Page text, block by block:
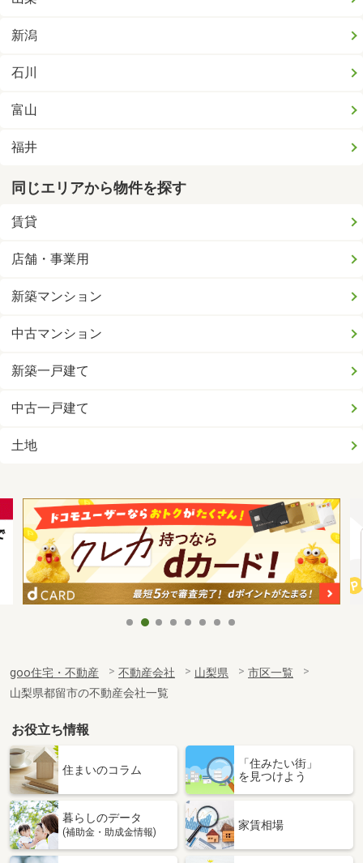
新潟
石川
富山
福井
同じエリアから物件を探す
賃貸
店舗・事業用
新築マンション
中古マンション
新築一戸建て
中古一戸建て
土地
goo住宅・不動産 不動産会社 山梨県
市区一覧
山梨県都留市の不動産会社一覧
お役立ち情報
住まいのコラム
「住みたい街」
を見つけよう
暮らしのデータ
(補助金・助成金情報)
家賃相場